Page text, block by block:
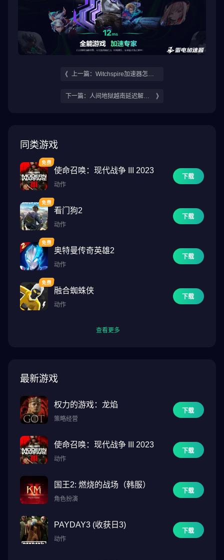
上一篇：Witchspire加速器怎么
下一篇：人间地狱越南延迟解决
同类游戏
使命召唤：现代战争 III 2023
动作
下载
看门狗2
动作
下载
奥特曼传奇英雄2
动作
下载
融合蜘蛛侠
动作
下载
查看更多
最新游戏
权力的游戏：龙焰
策略经营
下载
使命召唤：现代战争 III 2023
动作
下载
国王2: 燃烧的战场（韩服）
角色扮演
下载
PAYDAY3 (收获日3)
动作
下载